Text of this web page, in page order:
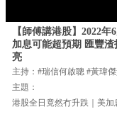
【師傅講港股】2022
加息可能超預期 匯豐
亮
主持：#瑞信何啟聰 #黃瑋
主題：
港股全日竟然冇升跌｜美